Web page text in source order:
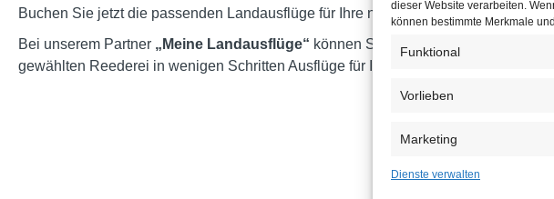
dieser Website verarbeiten.
können bestimmte Merkmale
Funktional
Vorlieben
Marketing
Dienste verwalten
Buchen Sie jetzt die passenden Landausflüge für Ihre nächste Kreuzfahrt!
Bei unserem Partner „Meine Landausflüge“ können Sie unabhängig von Ihrer
gewählten Reederei in wenigen Schritten Ausflüge für Ihre Landgänge buchen.